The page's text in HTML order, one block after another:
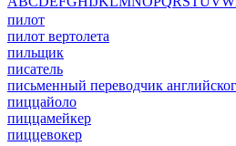
пилот
пилот вертолета
пильщик
писатель
письменный переводчик
пиццайоло
пиццамейкер
пиццевокер